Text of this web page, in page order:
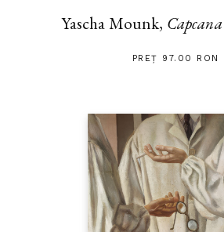
Yascha Mounk,
PREȚ 97.00 RON